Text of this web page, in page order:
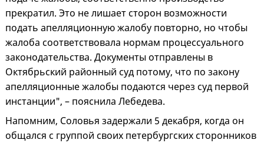
прекратил. Это не лишает сторон возможности
подать апелляционную жалобу повторно, но чтобы
жалоба соответствовала нормам процессуального
законодательства. Документы отправлены в
Октябрьский районный суд потому, что по закону
апелляционные жалобы подаются через суд первой
инстанции", – пояснила Лебедева.
Напомним, Соловья задержали 5 декабря, когда он
общался с группой своих петербургских сторонников